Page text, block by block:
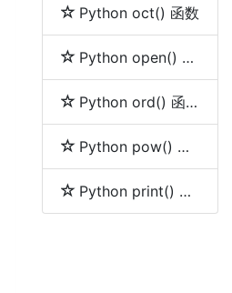
Python oct() 函数
Python open() 函数
Python ord() 函数
Python pow() 函数
Python print() 函数